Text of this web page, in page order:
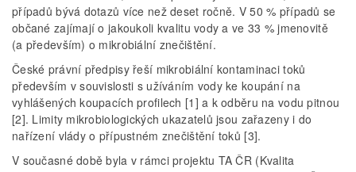
případů bývá dotazů více než deset ročně. V 50 % případů se
občané zajímají o jakoukoli kvalitu vody a ve 33 % jmenovitě
(a především) o mikrobiální znečištění.
České právní předpisy řeší mikrobiální kontaminaci toků
především v souvislosti s užíváním vody ke koupání na
vyhlášených koupacích profilech [1] a k odběru na vodu pitnou
[2]. Limity mikrobiologických ukazatelů jsou zařazeny i do
nařízení vlády o přípustném znečištění toků [3].
V současné době byla v rámci projektu TA ČR (Kvalita